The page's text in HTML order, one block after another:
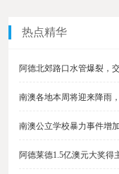
热点精华
阿德北郊路口水管爆裂，
南澳各地本周将迎来降雨
南澳公立学校暴力事件增
阿德莱德1.5亿澳元大奖得